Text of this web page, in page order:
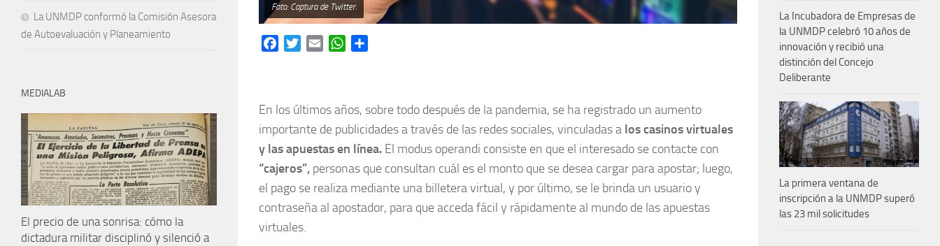
Foto: Captura de Twitter.
FacebookTwitterEmail WhatsApp
En los últimos años, sobre todo después de la pandemia, se ha registrado un aumento
importante de publicidades a través de las redes sociales, vinculadas a los casinos virtuales
y las apuestas en línea. El modus operandi consiste en que el interesado se contacte con
“cajeros”, personas que consultan cuál es el monto que se desea cargar para apostar; luego,
el pago se realiza mediante una billetera virtual, y por último, se le brinda un usuario y
contraseña al apostador, para que acceda fácil y rápidamente al mundo de las apuestas
virtuales.
La UNMDP conformó la Comisión Asesora
de Autoevaluación y Planeamiento
MEDIALAB
El precio de una sonrisa: cómo la
dictadura militar disciplinó y silenció a
La Incubadora de Empresas de
la UNMDP celebró 10 años de
innovación y recibió una
distinción del Concejo
Deliberante
La primera ventana de
inscripción a la UNMDP superó
las 23 mil solicitudes